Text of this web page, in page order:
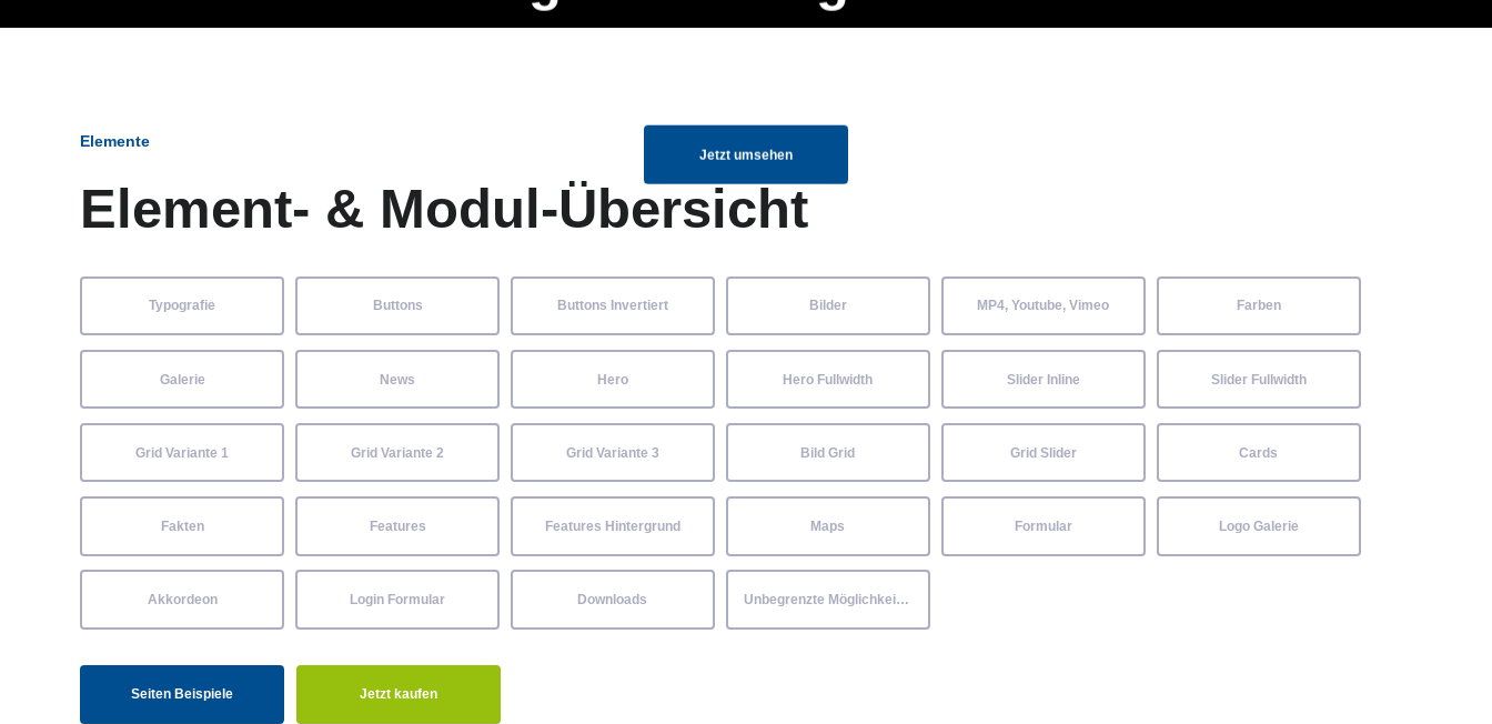
Jetzt umsehen
Elemente
Element- & Modul-Übersicht
Typografie Buttons Buttons Invertiert Bilder MP4, Youtube, Vimeo Farben
Galerie News Hero Hero Fullwidth Slider Inline Slider Fullwidth
Grid Variante 1 Grid Variante 2 Grid Variante 3 Bild Grid Grid Slider Cards
Fakten Features Features Hintergrund Maps Formular Logo Galerie
Akkordeon Login Formular Downloads Unbegrenzte Möglichkeiten
Seiten Beispiele Jetzt kaufen